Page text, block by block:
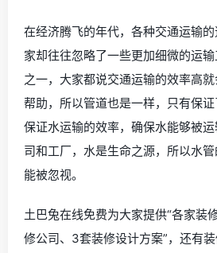
在经济腾飞的年代，各种交通运输
家却往往忽略了一些更加细微的运
之一，大家都说交通运输的效率高
帮助，所以管道也是一样，只有保
保证水运输的效率，确保水能够被
司和工厂，水是生命之源，所以水
能被忽视。
土巴兔在线免费为大家提供“各家装
修公司、3套装修设计方案”，还有